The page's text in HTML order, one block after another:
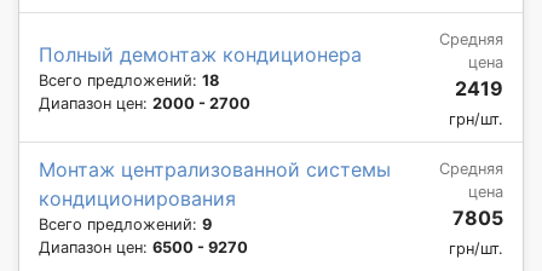
Полный демонтаж кондиционера
Всего предложений: 18
Диапазон цен: 2000 - 2700
Средняя
цена
2419
грн/шт.
Монтаж централизованной системы
кондиционирования
Всего предложений: 9
Диапазон цен: 6500 - 9270
Средняя
цена
7805
грн/шт.